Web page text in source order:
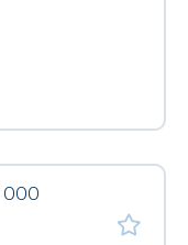
ООО